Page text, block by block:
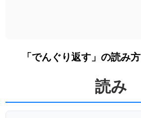
「でんぐり返す」の読み
読み